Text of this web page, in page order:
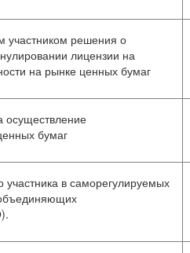
решения о
лицензии на
на рынке ценных бумаг
осуществление
бумаг
в саморегулируемых